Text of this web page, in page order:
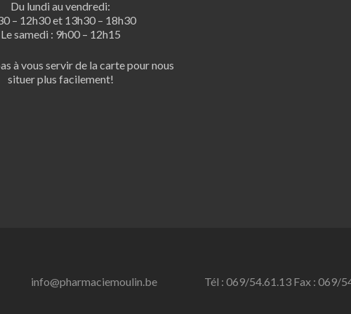
Du lundi au vendredi:
– 12h30 et 13h30 – 18h30
Le samedi : 9h00 – 12h15
à vous servir de la carte pour nous
situer plus facilement!
info@pharmaciemoulin.be Tél : 069/54.61.13 Fax : 069/